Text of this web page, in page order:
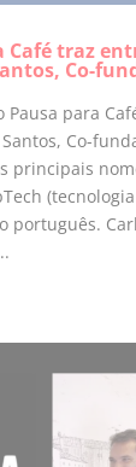
Café traz
Co-
para
Co-
principais
português.